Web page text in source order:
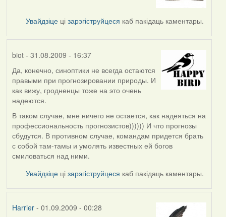
(госць)
Увайдзіце цізарэгіструйцеся каб пакідаць каментары.
biot- 31.08.2009 - 16:37
In
reply
to
by
Harrier
Да, конечно, синоптики не всегда остаются
правыми при прогнозировании природы. И
как вижу, гродненцы тоже на это очень
надеются.
В таком случае, мне ничего не остается, как надеяться на
профессиональность прогнозистов)))))) И что прогнозы
сбудутся. В противном случае, командам придется брать
с собой там-тамы и умолять известных ей богов
смиловаться над ними.
Увайдзіце цізарэгіструйцеся каб пакідаць каментары.
Harrier- 01.09.2009 - 00:28